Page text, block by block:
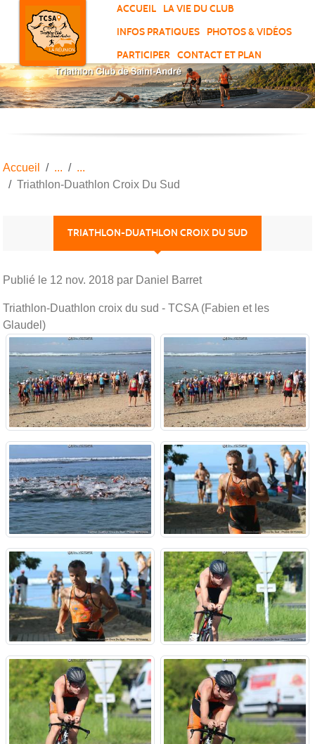
ACCUEIL
LA VIE DU CLUB
INFOS PRATIQUES
PHOTOS & VIDÉOS
PARTICIPER
CONTACT ET PLAN
Accueil
Triathlon-Duathlon Croix Du Sud
TRIATHLON-DUATHLON CROIX DU SUD
Publié le 12 nov. 2018 par Daniel Barret
Triathlon-Duathlon croix du sud - TCSA (Fabien et les
Glaudel)
Panneau de gestion des cookies